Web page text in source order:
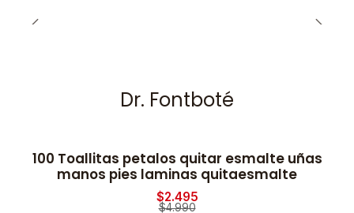
Dr. Fontboté
-50% OFF
100 Toallitas petalos quitar esmalte uñas
manos pies laminas quitaesmalte
$2.495
$4.990